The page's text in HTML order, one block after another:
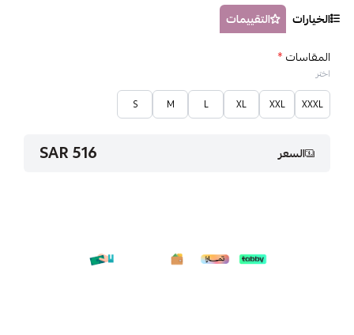
الخيارات
التقييمات
المقاسات*
اختر
XXXL
XXL
XL
L
M
S
السعر 516 SAR